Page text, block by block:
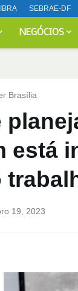
SEBRAE-DF
NEGÓCIOS
Brasília
está
19, 2023